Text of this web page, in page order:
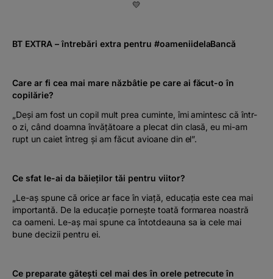
💛
BT EXTRA – întrebări extra pentru #oameniidelaBancă
Care ar fi cea mai mare năzbâtie pe care ai făcut-o în
copilărie?
„Deși am fost un copil mult prea cuminte, îmi amintesc că într-
o zi, când doamna învățătoare a plecat din clasă, eu mi-am
rupt un caiet întreg și am făcut avioane din el”.
Ce sfat le-ai da băieților tăi pentru viitor?
„Le-aș spune că orice ar face în viață, educația este cea mai
importantă. De la educație pornește toată formarea noastră
ca oameni. Le-aș mai spune ca întotdeauna sa ia cele mai
bune decizii pentru ei.
Ce preparate gătești cel mai des în orele petrecute în